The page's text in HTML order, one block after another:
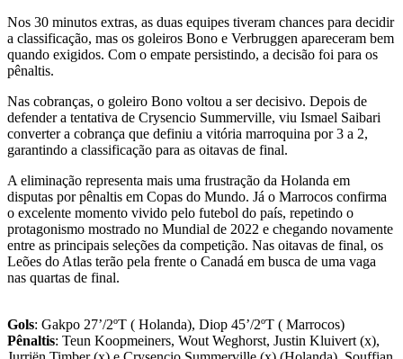
Nos 30 minutos extras, as duas equipes tiveram chances para decidir
a classificação, mas os goleiros Bono e Verbruggen apareceram bem
quando exigidos. Com o empate persistindo, a decisão foi para os
pênaltis.
Nas cobranças, o goleiro Bono voltou a ser decisivo. Depois de
defender a tentativa de Crysencio Summerville, viu Ismael Saibari
converter a cobrança que definiu a vitória marroquina por 3 a 2,
garantindo a classificação para as oitavas de final.
A eliminação representa mais uma frustração da Holanda em
disputas por pênaltis em Copas do Mundo. Já o Marrocos confirma
o excelente momento vivido pelo futebol do país, repetindo o
protagonismo mostrado no Mundial de 2022 e chegando novamente
entre as principais seleções da competição. Nas oitavas de final, os
Leões do Atlas terão pela frente o Canadá em busca de uma vaga
nas quartas de final.
Gols: Gakpo 27’/2ºT ( Holanda), Diop 45’/2ºT ( Marrocos)
Pênaltis: Teun Koopmeiners, Wout Weghorst, Justin Kluivert (x),